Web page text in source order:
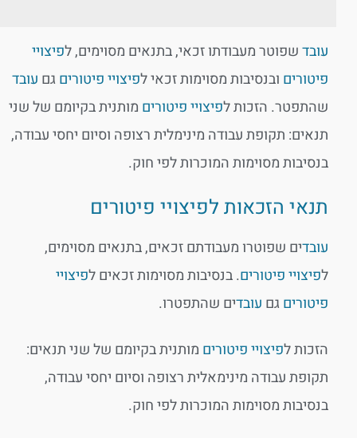
עובדשפוטר מעבודתו זכאי, בתנאים מסוימים, לפיצויי
פיטוריםובנסיבות מסוימות זכאי לפיצויי פיטוריםגםעובד
שהתפטר. הזכות לפיצויי פיטוריםמותנית בקיומם של שני
תנאים: תקופת עבודה מינימלית רצופה וסיום יחסי עבודה,
בנסיבות מסוימות המוכרות לפי חוק.
תנאי הזכאות לפיצויי פיטורים
עובדים שפוטרו מעבודתם זכאים, בתנאים מסוימים,
לפיצויי פיטורים. בנסיבות מסוימות זכאים לפיצויי
פיטוריםגםעובדים שהתפטרו.
הזכות לפיצויי פיטוריםמותנית בקיומם של שני תנאים:
תקופת עבודה מינימאלית רצופה וסיום יחסי עבודה,
בנסיבות מסוימות המוכרות לפי חוק.